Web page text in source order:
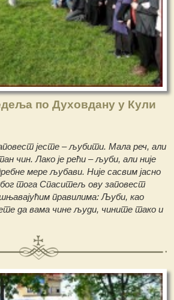
по Духовдану у Кули
јесте – љубити. Мала реч, али
чин. Лако је рећи – љуби, али није
мере љубави. Није сасвим јасно
тога Спаситељ ову заповест
правилима: Љуби, као
да вама чине људи, чините тако и